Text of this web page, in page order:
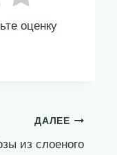
оценку
ДАЛЕЕ
из слоеного